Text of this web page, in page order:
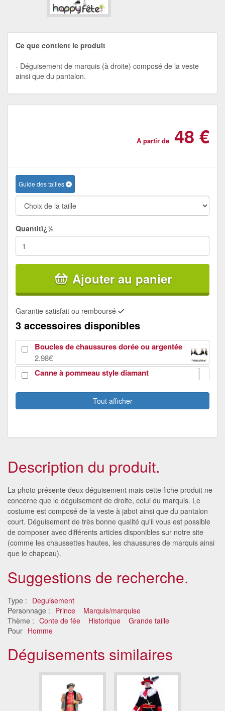
Ce que contient le produit
Déguisement de marquis (à droite) composé de la veste
ainsi que du pantalon.
A partir de 48 €
Guide des tailles
Quantitï¿½
Ajouter au panier
Garantie satisfait ou remboursé
3 accessoires disponibles
Boucles de chaussures dorée ou argentée
2.98€
Canne à pommeau style diamant
Tricorne marabout noir enfant
4.31€
Tout afficher
Description du produit.
La photo présente deux déguisement mais cette fiche produit ne
concerne que le déguisement de droite, celui du marquis. Le
costume est composé de la veste à jabot ainsi que du pantalon
court. Déguisement de très bonne qualité qu'il vous est possible
de composer avec différents articles disponibles sur notre site
(comme les chaussettes hautes, les chaussures de marquis ainsi
que le chapeau).
Suggestions de recherche.
Type : Deguisement
Personnage : Prince
Marquis/marquise
Thème : Conte de fée Historique
Grande taille
Pour Homme
Déguisements similaires